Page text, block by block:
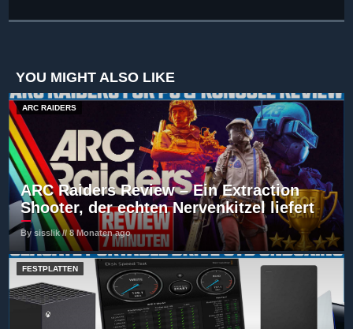
YOU MIGHT ALSO LIKE
ARC RAIDERS
ARC Raiders Review – Ein Extraction
Shooter, der echten Nervenkitzel liefert
By sisslik // 8 Monaten ago
FESTPLATTEN